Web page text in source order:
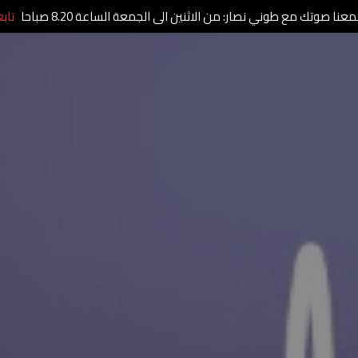
صوتك مع طوني نصار: من الاثنين الى الجمعة الساعة 8.20 صباحا